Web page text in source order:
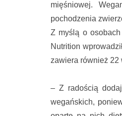
mięśniowej.
pochodzenia
Z myślą o osobach
Nutrition
zawiera również 22
– Z radością
wegańskich,